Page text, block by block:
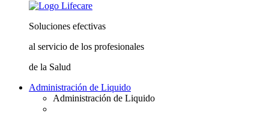
Soluciones efectivas
al servicio de los profesionales
de la Salud
Administración de Liquido
Administración de Liquido